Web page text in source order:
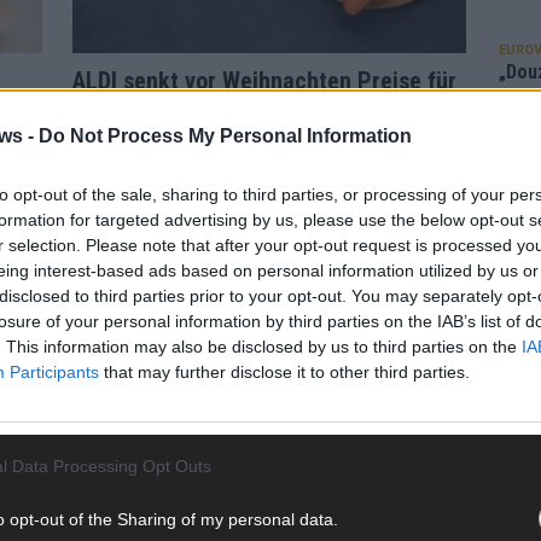
- Do Not Process My Personal Information
opt-out of the sale, sharing to third parties, or processing of your
for targeted advertising by us, please use the below opt-out
selection. Please note that after your opt-out request is processed
interest-based ads based on personal information utilized by us
to third parties prior to your opt-out. You may separately
of your personal information by third parties on the IAB’s list of
This information may also be disclosed by us to third parties on the
Participants that may further disclose it to other third parties.
Data Processing Opt Outs
opt-out of the Sharing of my personal data.
ALDI senkt vor Weihnachten Preise für
Dezember 2025 Redaktion | Stuttgarter Blatt
bleibt unverändert: Wiener Würstchen mit
Kartoffelsalat. Passend zur hohen Nachfrage
kündigt ALDI ab 17. Dezember dauerhafte
Preissenkungen für ausgewählte Wurst- und
Schokoladenprodukte an. Nach Angaben des
Unternehmens sinken die Preise[…]